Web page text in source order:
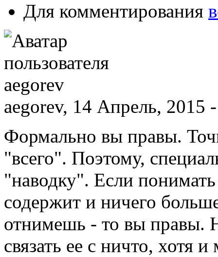
Для комментирования
aegorev, 14 Апрель, 2015
Формально вы правы.
"всего". Поэтому,
"наводку". Если понимать
содержит и ничего
отнимешь - то вы правы.
связать ее с ничто, хотя